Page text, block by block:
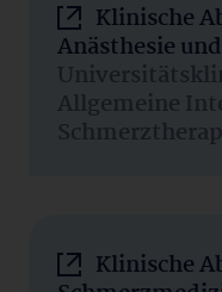
Klinische
Anästhesie
Allgemeine
Klinische